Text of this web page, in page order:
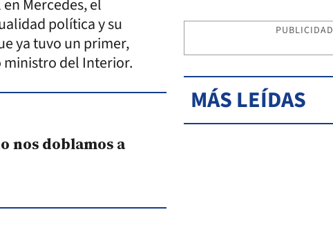
Mercedes, el
política y su
ya tuvo un primer,
ministro del Interior.
nos doblamos a
PUBLICIDAD
MÁS LEÍDAS